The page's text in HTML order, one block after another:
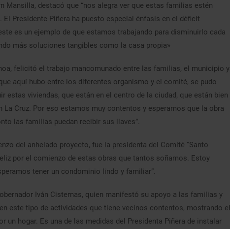
Mansilla, destacó que “nos alegra ver que estas familias estén
Presidente Piñera ha puesto especial énfasis en el déficit
es un ejemplo de que estamos trabajando para disminuirlo cada
más soluciones tangibles como la casa propia»
felicitó el trabajo mancomunado entre las familias, el municipio y
aquí hubo entre los diferentes organismo y el comité, se pudo
estas viviendas, que están en el centro de la ciudad, que están bien
Cruz. Por eso estamos muy contentos y esperamos que la obra
las familias puedan recibir sus llaves”.
del anhelado proyecto, fue la presidenta del Comité “Santo
por el comienzo de estas obras que tantos soñamos. Estoy
tener un condominio lindo y familiar”.
Iván Cisternas, quien manifestó su apoyo a las familias y
este tipo de actividades que tiene vecinos contentos, mostrando el
un hogar. Es una de las medidas del Presidenta Piñera de instalar